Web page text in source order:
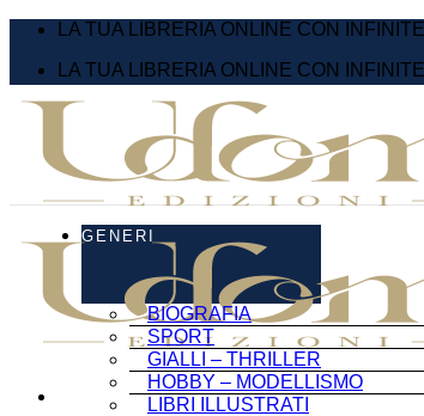
Salta
contenuti
LA TUA LIBRERIA ONLINE CON
LA TUA LIBRERIA ONLINE CON
GENERI
BIOGRAFIA
SPORT
GIALLI – THRILLER
HOBBY – MODELLISMO
LIBRI ILLUSTRATI